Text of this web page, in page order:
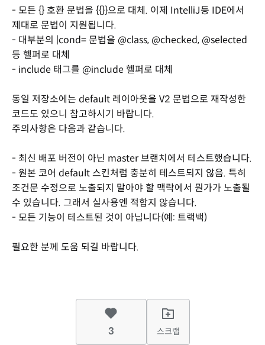
- 모든 {} 호환 문법을 {{}}으로 대체. 이제 IntelliJ등 IDE에서
제대로 문법이 지원됩니다.
- 대부분의 |cond= 문법을 @class, @checked, @selected
등 헬퍼로 대체
- include 태그를 @include 헬퍼로 대체
동일 저장소에는 default 레이아웃을 V2 문법으로 재작성한
코드도 있으니 참고하시기 바랍니다.
주의사항은 다음과 같습니다.
- 최신 배포 버전이 아닌 master 브랜치에서 테스트했습니다.
- 원본 코어 default 스킨처럼 충분히 테스트되지 않음. 특히
조건문 수정으로 노출되지 말아야 할 맥락에서 뭔가가 노출될
수 있습니다. 그래서 실사용엔 적합지 않습니다.
- 모든 기능이 테스트된 것이 아닙니다(예: 트랙백)
필요한 분께 도움 되길 바랍니다.
3 스크랩